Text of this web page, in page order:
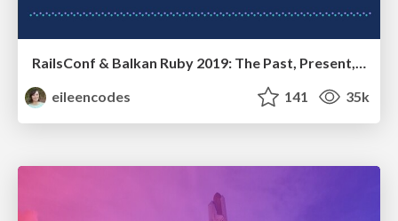
RailsConf & Balkan Ruby 2019: The Past, Present, and Future of Rails at GitHub
eileencodes
141 35k